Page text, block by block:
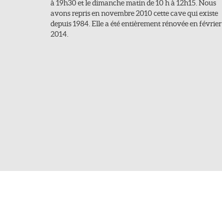
à 19h30 et le dimanche matin de 10 h à 12h15. Nous
avons repris en novembre 2010 cette cave qui existe
depuis 1984. Elle a été entièrement rénovée en février
2014.